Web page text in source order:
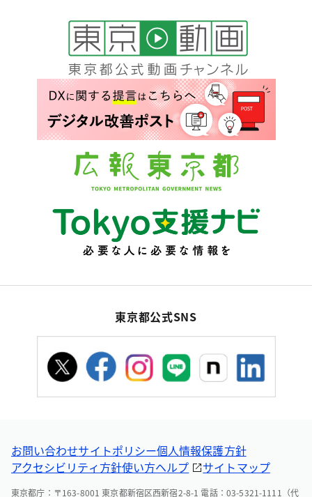
東京都公式SNS
お問い合わせサイトポリシー個人情報保護方針
アクセシビリティ方針使い方ヘルプ サイトマップ
東京都庁：〒163-8001 東京都新宿区西新宿2-8-1 電話：03-5321-1111（代